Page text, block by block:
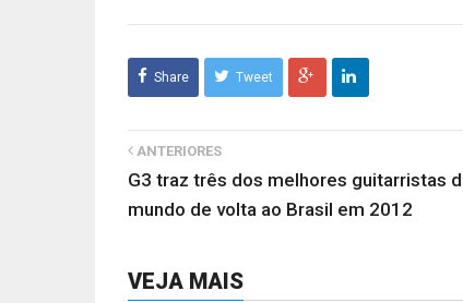
Share Tweet
ANTERIORES
G3 traz três dos melhores guitarristas
mundo de volta ao Brasil em 2012
VEJA MAIS